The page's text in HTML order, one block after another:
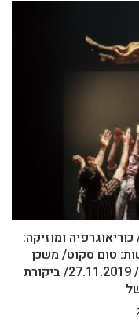
ומוזיקה:
טום סקוט/ משכן
אמנויות הבמה-בית האופרה, תל אביב/ 27.11.2019/ ביקורת